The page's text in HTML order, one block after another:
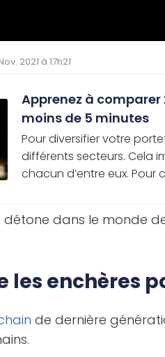
2021 à 17h21
Apprenez à comparer
moins de 5 minutes
Pour diversifier votre
différents secteurs. Cela
chacun d’entre eux. Pour
détone dans le monde
les enchères
de dernière